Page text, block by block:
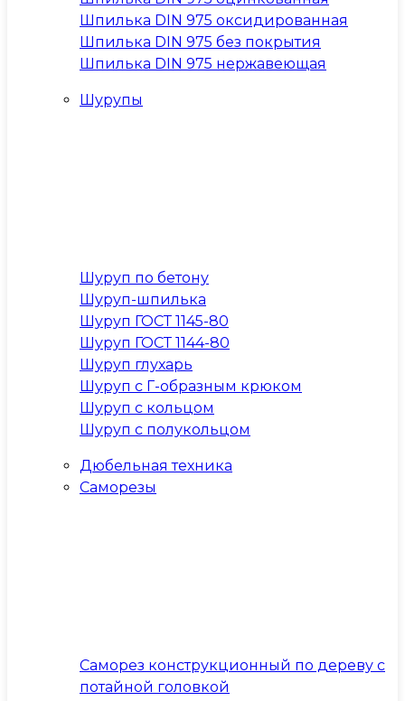
Шпилька DIN 975 оксидированная
Шпилька DIN 975 без покрытия
Шпилька DIN 975 нержавеющая
Шурупы
Шуруп по бетону
Шуруп-шпилька
Шуруп ГОСТ 1145-80
Шуруп ГОСТ 1144-80
Шуруп глухарь
Шуруп с Г-образным крюком
Шуруп с кольцом
Шуруп с полукольцом
Дюбельная техника
Саморезы
Саморез конструкционный по дереву с
потайной головкой